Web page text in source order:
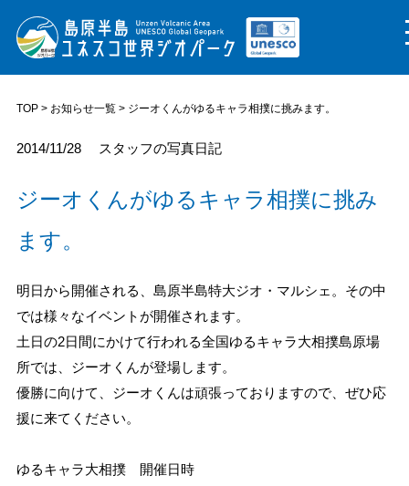
TOP> お知らせ一覧> ジーオくんがゆるキャラ相撲に挑みます。
2014/11/28 スタッフの写真日記
ジーオくんがゆるキャラ相撲に挑み
ます。
明日から開催される、島原半島特大ジオ・マルシェ。その中
では様々なイベントが開催されます。
土日の2日間にかけて行われる全国ゆるキャラ大相撲島原場
所では、ジーオくんが登場します。
優勝に向けて、ジーオくんは頑張っておりますので、ぜひ応
援に来てください。
ゆるキャラ大相撲 開催日時